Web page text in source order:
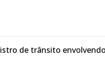
de trânsito envolvendo